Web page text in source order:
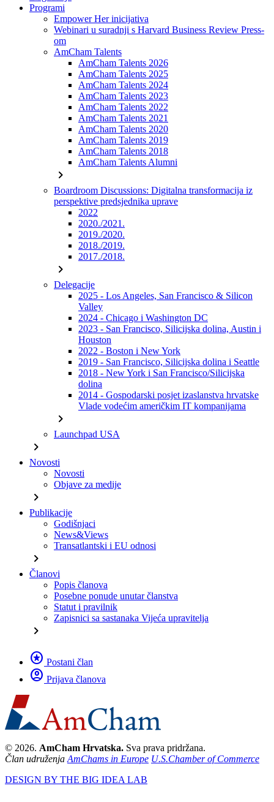
Programi
Empower Her inicijativa
Webinari u suradnji s Harvard Business Review Press-
om
AmCham Talents
AmCham Talents 2026
AmCham Talents 2025
AmCham Talents 2024
AmCham Talents 2023
AmCham Talents 2022
AmCham Talents 2021
AmCham Talents 2020
AmCham Talents 2019
AmCham Talents 2018
AmCham Talents Alumni
chevron_right
Boardroom Discussions: Digitalna transformacija iz
perspektive predsjednika uprave
2022
2020./2021.
2019./2020.
2018./2019.
2017./2018.
chevron_right
Delegacije
2025 - Los Angeles, San Francisco & Silicon
Valley
2024 - Chicago i Washington DC
2023 - San Francisco, Silicijska dolina, Austin i
Houston
2022 - Boston i New York
2019 - San Francisco, Silicijska dolina i Seattle
2018 - New York i San Francisco/Silicijska
dolina
2014 - Gospodarski posjet izaslanstva hrvatske
Vlade vodećim američkim IT kompanijama
chevron_right
Launchpad USA
chevron_right
Novosti
Novosti
Objave za medije
chevron_right
Publikacije
Godišnjaci
News&Views
Transatlantski i EU odnosi
chevron_right
Članovi
Popis članova
Posebne ponude unutar članstva
Statut i pravilnik
Zapisnici sa sastanaka Vijeća upravitelja
chevron_right
stars Postani član
account_circle Prijava članova
© 2026. AmCham Hrvatska. Sva prava pridržana.
Član udruženja AmChams in Europe U.S.Chamber of Commerce
DESIGN BY THE BIG IDEA LAB